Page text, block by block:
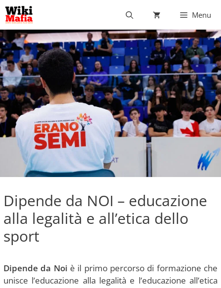
Vai
al
contenuto
Menu
Dipende da NOI – educazione
alla legalità e all’etica dello
sport
Dipende da Noi è il primo percorso di formazione che
unisce l’educazione alla legalità e l’educazione all’etica